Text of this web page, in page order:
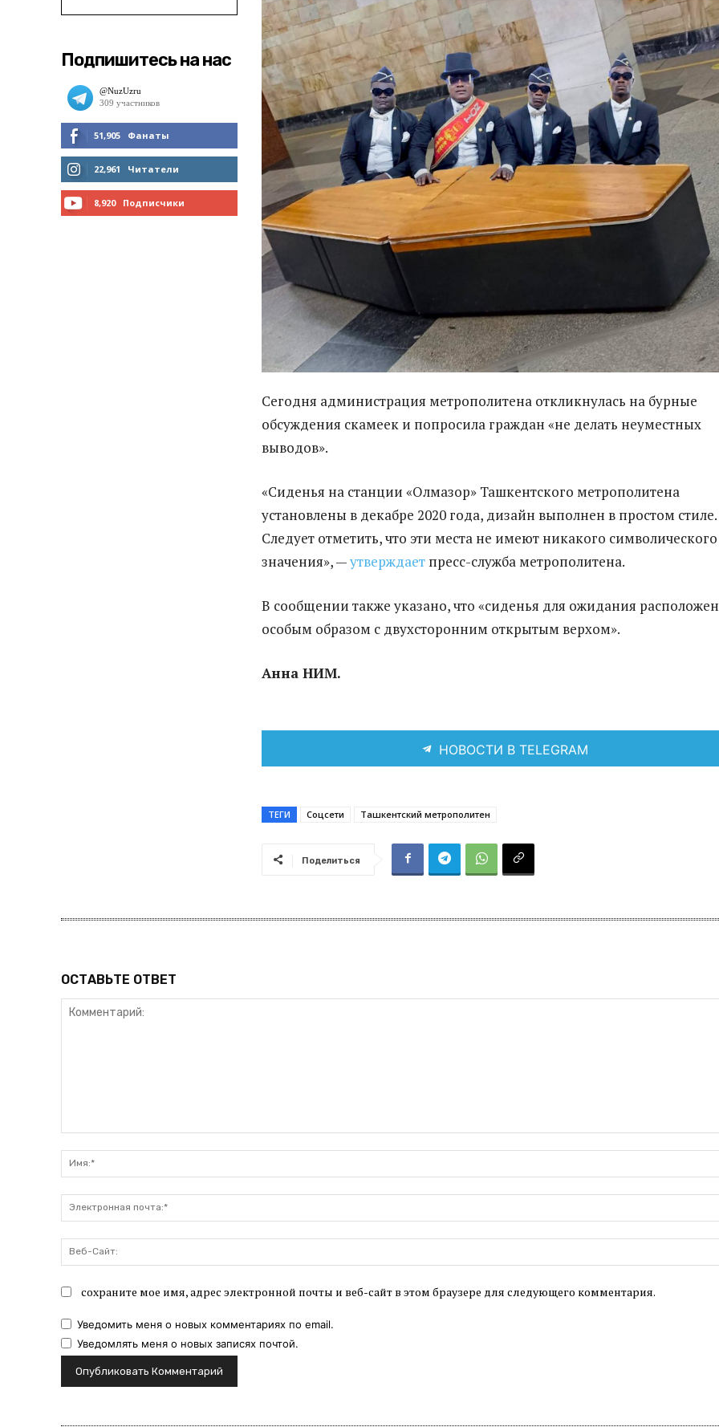
Подпишитесь на нас
51,905 Фанаты
МНЕ НРАВИТСЯ
22,961 Читатели
8,920 Подписчики
Сегодня администрация метрополитена откликнулась на бурные
обсуждения скамеек и попросила граждан «не делать неуместных
выводов».
«Сиденья на станции «Oлмазoр» Ташкентского метрополитена
установлены в декабре 2020 года, дизайн выполнен в простом стиле.
Следует отметить, что эти места не имеют никакого символического
значения», —утверждает пресс-служба метрополитена.
В сообщении также указано, что «сиденья для ожидания
особым образом с двухсторонним открытым верхом».
Анна НИМ.
НОВОСТИ В TELEGRAM
ТЕГИ Соцсети Ташкентский метрополитен
Поделиться
ОСТАВЬТЕ ОТВЕТ
сохраните мое имя, адрес электронной почты и веб-сайт в этом браузере для следующего комментария.
Уведомить меня о новых комментариях по email.
Уведомлять меня о новых записях почтой.